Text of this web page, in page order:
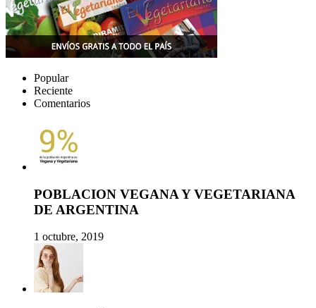
Popular
Reciente
Comentarios
POBLACION VEGANA Y VEGETARIANA
DE ARGENTINA
1 octubre, 2019